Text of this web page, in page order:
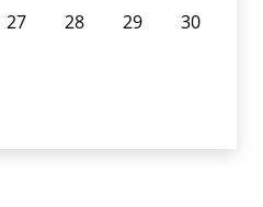
27 28 29
30